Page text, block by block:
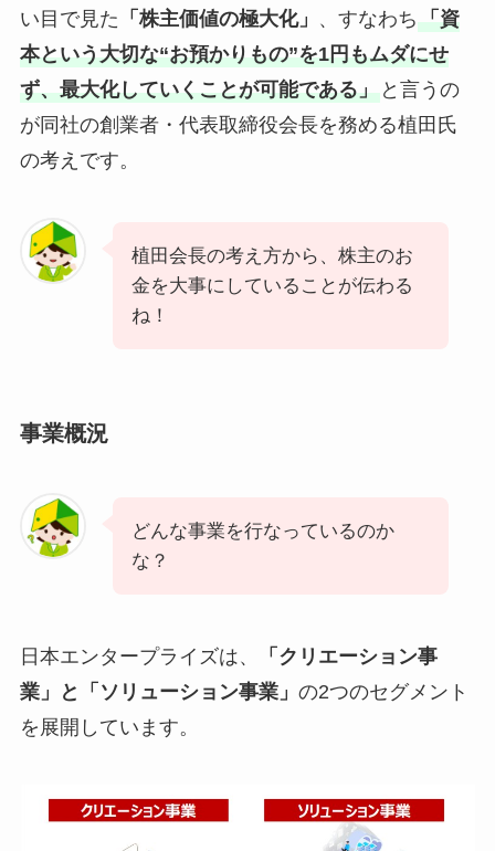
い目で見た 「株主価値の極大化」 、すなわち「資
本という大切な“お預かりもの”を1円もムダにせ
ず、最大化していくことが可能である」と言うの
が同社の創業者・代表取締役会長を務める植田氏
の考えです。
植田会長の考え方から、株主のお
金を大事にしていることが伝わる
ね！
事業概況
どんな事業を行なっているのか
な？
日本エンタープライズは、
「クリエーション事
業」と「ソリューション事業」 の2つのセグメント
を展開しています。